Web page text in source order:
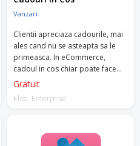
Vanzari
Clientii apreciaza cadourile, mai
ales cand nu se asteapta sa le
primeasca. In eCommerce,
cadoul in cos chiar poate face
diferenta, oferind clientului un
Gratuit
Elite, Enterprise